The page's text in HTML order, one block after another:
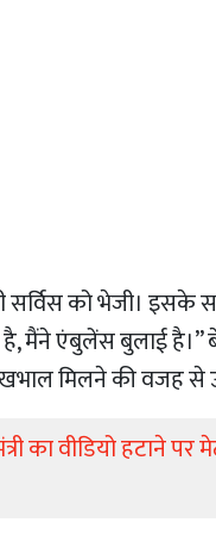
को भेजी। इसके
मैंने एंबुलेंस बुलाई
मिलने की वजह से
का वीडियो हटाने